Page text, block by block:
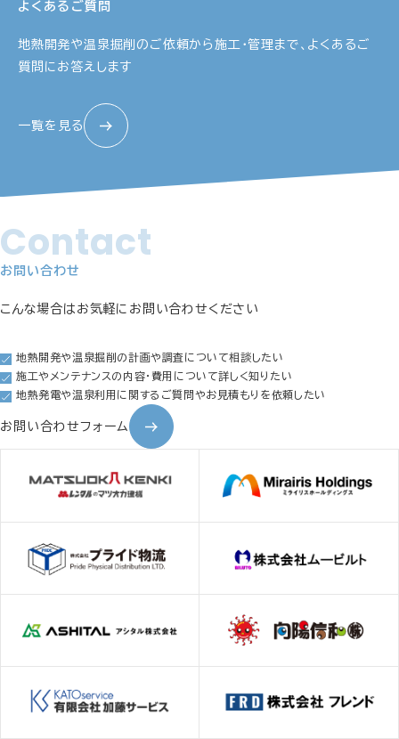
よくあるご質問
地熱開発や温泉掘削のご依頼から施工・管理まで、 よくあるご
質問にお答えします
一覧を見る
Contact
お問い合わせ
こんな場合はお気軽にお問い合わせください
地熱開発や温泉掘削の計画や調査について相談したい
施工やメンテナンスの内容・費用について詳しく知りたい
地熱発電や温泉利用に関するご質問やお見積もりを依頼したい
お問い合わせフォーム